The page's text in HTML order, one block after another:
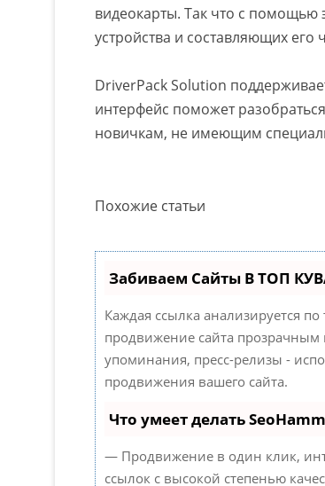
видеокарты. Так что с помощью
устройства и составляющих его
DriverPack Solution
интерфейс поможет
новичкам, не имеющим
Похожие статьи
Забиваем Сайты В ТОП
Каждая ссылка анализируется
продвижение сайта прозрачным
упоминания, пресс-релизы -
продвижения вашего сайта.
Что умеет делать
— Продвижение в один клик,
ссылок с высокой степенью